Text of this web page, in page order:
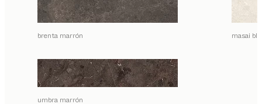
brenta marrón masai
umbra marrón